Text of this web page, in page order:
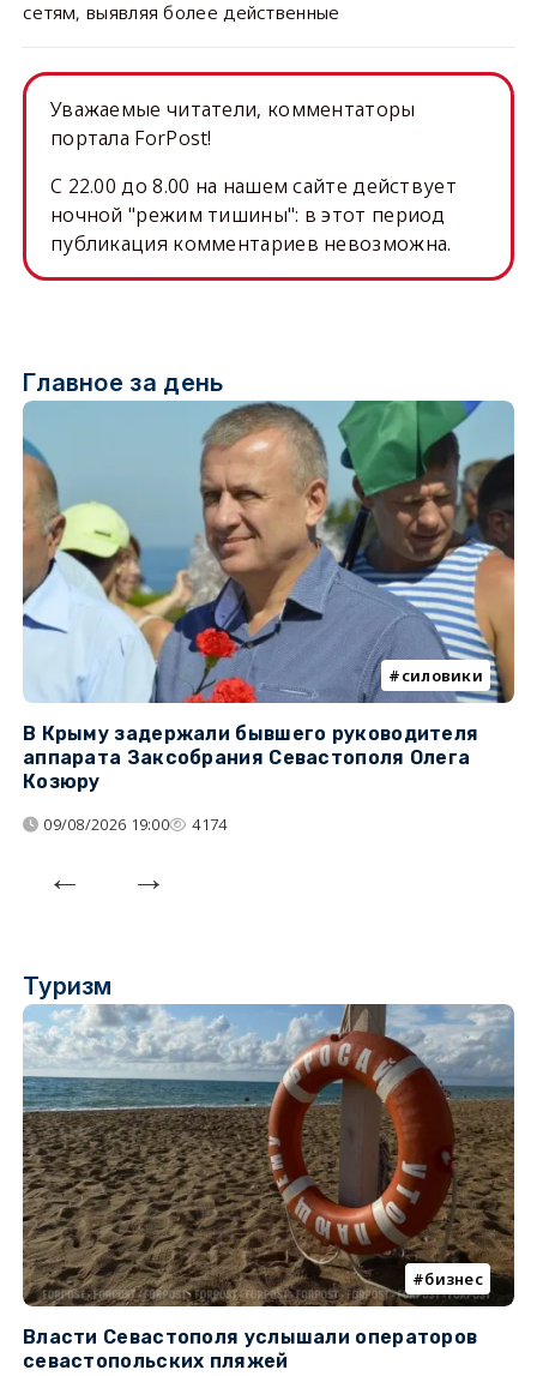
сетям, выявляя более действенные
Уважаемые читатели, комментаторы
портала ForPost!
C 22.00 до 8.00 на нашем сайте действует
ночной "режим тишины": в этот период
публикация комментариев невозможна.
Главное за день
силовики
В Крыму задержали бывшего руководителя
аппарата Заксобрания Севастополя Олега
Козюру
09/08/2026 19:00 4174
Туризм
бизнес
Власти Севастополя услышали операторов
севастопольских пляжей